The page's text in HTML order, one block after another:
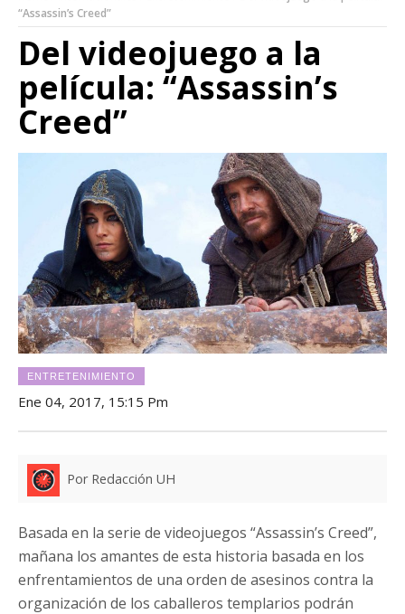
“Assassin’s Creed”
Del videojuego a la
película: “Assassin’s
Creed”
ENTRETENIMIENTO
Ene 04, 2017, 15:15 Pm
Por Redacción UH
Basada en la serie de videojuegos “Assassin’s Creed”,
mañana los amantes de esta historia basada en los
enfrentamientos de una orden de asesinos contra la
organización de los caballeros templarios podrán